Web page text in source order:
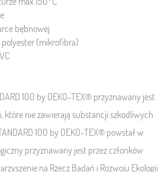
bębnowej
(mikrofibra)
100 by OEKO-TEX® przyznawany jest
które nie zawierają substancji szkodliwych
100 by OEKO-TEX® powstał w
przyznawany jest przez członków
na Rzecz Badań i Rozwoju Ekologii